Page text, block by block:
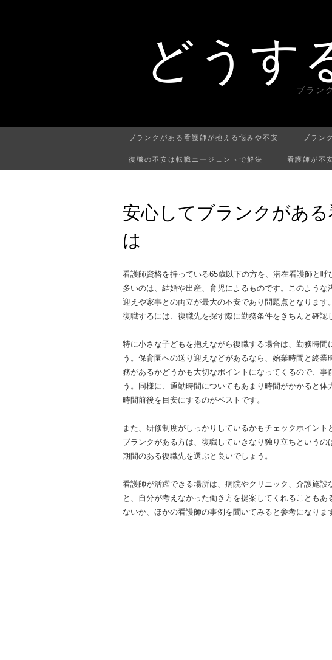
どうす
ブラン
ブランクがある看護師が抱える悩みや不安 ブラン
復職の不安は転職エージェントで解決 看護師が不
安心してブランクがあ
は
看護師資格を持っている65歳以下の方を、潜在看護師と
多いのは、結婚や出産、育児によるものです。このよう
迎えや家事との両立が最大の不安であり問題点となりま
復職するには、復職先を探す際に勤務条件をきちんと確認
特に小さな子どもを抱えながら復職する場合は、勤務時
う。保育園への送り迎えなどがあるなら、始業時間と終
務があるかどうかも大切なポイントになってくるので、
う。同様に、通勤時間についてもあまり時間がかかると
時間前後を目安にするのがベストです。
また、研修制度がしっかりしているかもチェックポイント
ブランクがある方は、復職していきなり独り立ちという
期間のある復職先を選ぶと良いでしょう。
看護師が活躍できる場所は、病院やクリニック、介護施
と、自分が考えなかった働き方を提案してくれることも
ないか、ほかの看護師の事例を聞いてみると参考になりま